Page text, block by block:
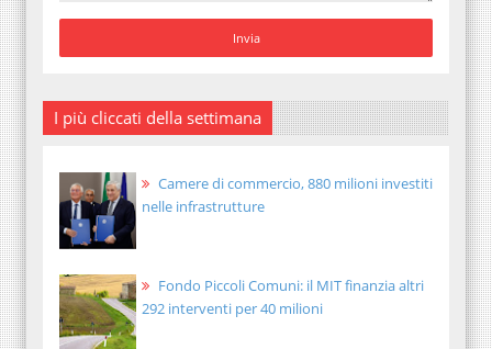
I più cliccati della settimana
Camere di commercio, 880 milioni investiti
nelle infrastrutture
Fondo Piccoli Comuni: il MIT finanzia altri
292 interventi per 40 milioni